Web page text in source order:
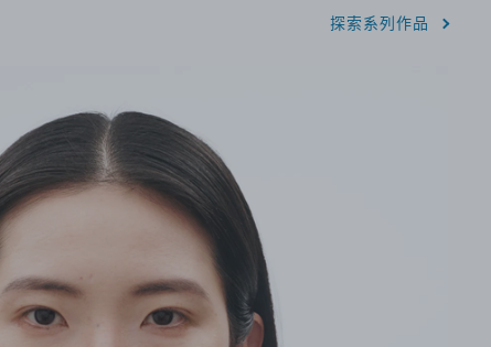
探索系列作品